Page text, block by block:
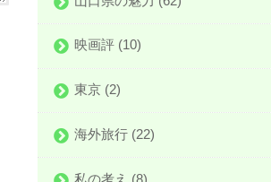
映画評 (10)
東京 (2)
海外旅行 (22)
私の考え (8)